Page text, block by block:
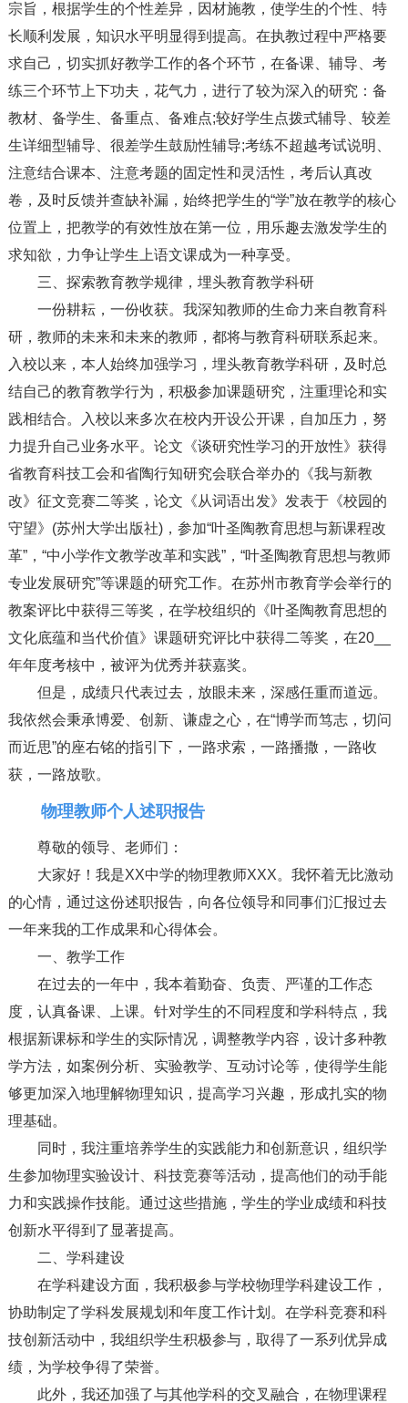
宗旨，根据学生的个性差异，因材施教，使学生的个性、特
长顺利发展，知识水平明显得到提高。在执教过程中严格要
求自己，切实抓好教学工作的各个环节，在备课、辅导、考
练三个环节上下功夫，花气力，进行了较为深入的研究：备
教材、备学生、备重点、备难点;较好学生点拨式辅导、较差
生详细型辅导、很差学生鼓励性辅导;考练不超越考试说明、
注意结合课本、注意考题的固定性和灵活性，考后认真改
卷，及时反馈并查缺补漏，始终把学生的“学”放在教学的核心
位置上，把教学的有效性放在第一位，用乐趣去激发学生的
求知欲，力争让学生上语文课成为一种享受。
三、探索教育教学规律，埋头教育教学科研
一份耕耘，一份收获。我深知教师的生命力来自教育科
研，教师的未来和未来的教师，都将与教育科研联系起来。
入校以来，本人始终加强学习，埋头教育教学科研，及时总
结自己的教育教学行为，积极参加课题研究，注重理论和实
践相结合。入校以来多次在校内开设公开课，自加压力，努
力提升自己业务水平。论文《谈研究性学习的开放性》获得
省教育科技工会和省陶行知研究会联合举办的《我与新教
改》征文竞赛二等奖，论文《从词语出发》发表于《校园的
守望》(苏州大学出版社)，参加“叶圣陶教育思想与新课程改
革”，“中小学作文教学改革和实践”，“叶圣陶教育思想与教师
专业发展研究”等课题的研究工作。在苏州市教育学会举行的
教案评比中获得三等奖，在学校组织的《叶圣陶教育思想的
文化底蕴和当代价值》课题研究评比中获得二等奖，在20__
年年度考核中，被评为优秀并获嘉奖。
但是，成绩只代表过去，放眼未来，深感任重而道远。
我依然会秉承博爱、创新、谦虚之心，在“博学而笃志，切问
而近思”的座右铭的指引下，一路求索，一路播撒，一路收
获，一路放歌。
物理教师个人述职报告
尊敬的领导、老师们：
大家好！我是XX中学的物理教师XXX。我怀着无比激动
的心情，通过这份述职报告，向各位领导和同事们汇报过去
一年来我的工作成果和心得体会。
一、教学工作
在过去的一年中，我本着勤奋、负责、严谨的工作态
度，认真备课、上课。针对学生的不同程度和学科特点，我
根据新课标和学生的实际情况，调整教学内容，设计多种教
学方法，如案例分析、实验教学、互动讨论等，使得学生能
够更加深入地理解物理知识，提高学习兴趣，形成扎实的物
理基础。
同时，我注重培养学生的实践能力和创新意识，组织学
生参加物理实验设计、科技竞赛等活动，提高他们的动手能
力和实践操作技能。通过这些措施，学生的学业成绩和科技
创新水平得到了显著提高。
二、学科建设
在学科建设方面，我积极参与学校物理学科建设工作，
协助制定了学科发展规划和年度工作计划。在学科竞赛和科
技创新活动中，我组织学生积极参与，取得了一系列优异成
绩，为学校争得了荣誉。
此外，我还加强了与其他学科的交叉融合，在物理课程